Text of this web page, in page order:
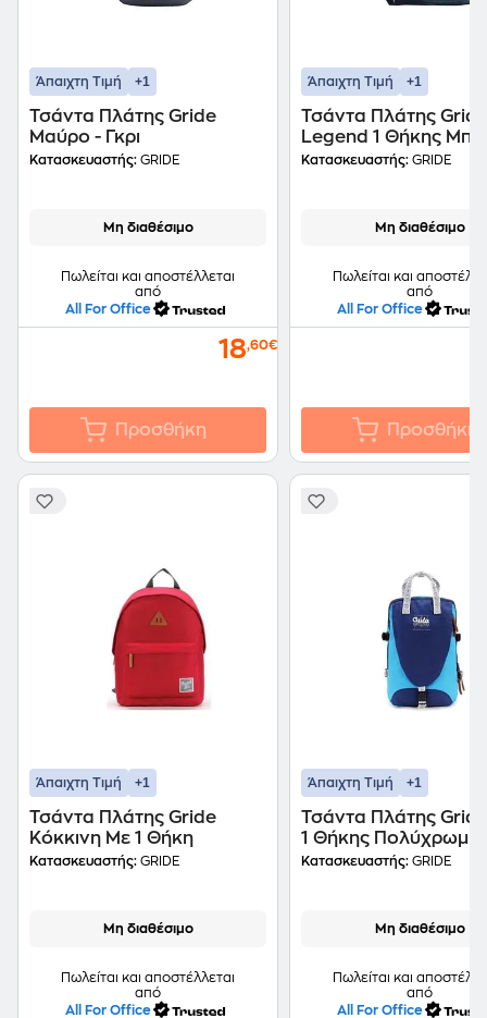
Άπαιχτη Τιμή +1
Τσάντα Πλάτης Gride
Μαύρο - Γκρι
Κατασκευαστής: GRIDE
Μη διαθέσιμο
Πωλείται και αποστέλλεται
από
All For Office
18,60€
Προσθήκη
Άπαιχτη Τιμή +1
Τσάντα Πλάτης
Legend 1 Θήκης
Κατασκευαστής: GRIDE
Μη διαθέσιμο
Πωλείται και
από
All For Office
Προσθήκη
Άπαιχτη Τιμή +1
Τσάντα Πλάτης Gride
Κόκκινη Με 1 Θήκη
Κατασκευαστής: GRIDE
Μη διαθέσιμο
Πωλείται και αποστέλλεται
από
All For Office
Άπαιχτη Τιμή +1
Τσάντα Πλάτης
1 Θήκης Πολύχρωμη
Κατασκευαστής: GRIDE
Μη διαθέσιμο
Πωλείται και
από
All For Office